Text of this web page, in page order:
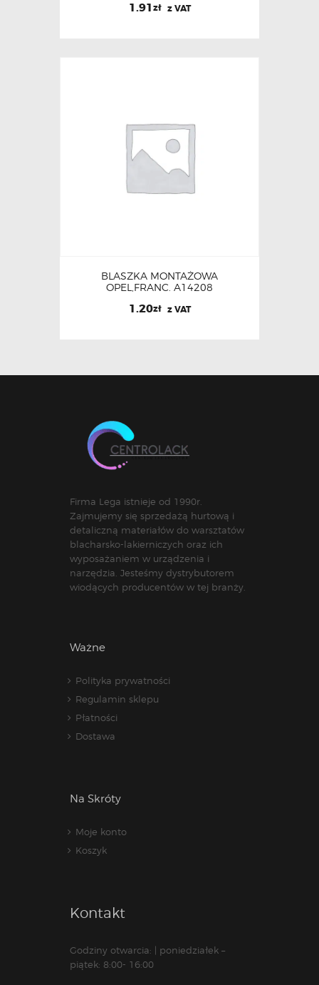
1.91zł z VAT
BLASZKA MONTAŻOWA
OPEL,FRANC. A14208
1.20zł z VAT
Firma Lega istnieje od 1990r.
Zajmujemy się sprzedażą hurtową i
detaliczną materiałów do warsztatów
blacharsko-lakierniczych oraz ich
wyposażaniem w urządzenia i
narzędzia. Jesteśmy dystrybutorem
wiodących producentów w tej branży.
Ważne
Polityka prywatności
Regulamin sklepu
Płatności
Dostawa
Na Skróty
Moje konto
Koszyk
Kontakt
Godziny otwarcia: | poniedziałek –
piątek: 8:00- 16:00